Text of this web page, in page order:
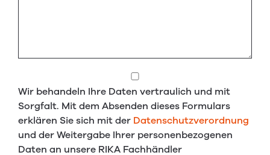
Wir behandeln Ihre Daten vertraulich und mit
Sorgfalt. Mit dem Absenden dieses Formulars
erklären Sie sich mit der Datenschutzverordnung
und der Weitergabe Ihrer personenbezogenen
Daten an unsere RIKA Fachhändler